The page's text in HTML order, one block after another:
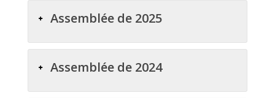
Assemblée de 2025
Assemblée de 2024